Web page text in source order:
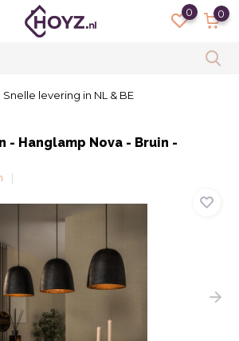
0 0
Snelle levering in NL & BE
- Hanglamp Nova - Bruin -